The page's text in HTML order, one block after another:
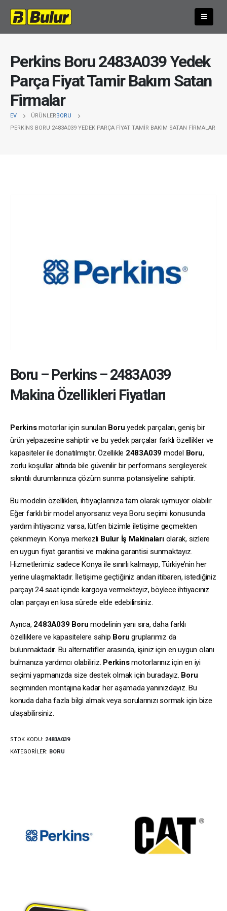
Perkins Boru 2483A039 Yedek
Parça Fiyat Tamir Bakım Satan
Firmalar
EV ÜRÜNLERBORU
PERKINS BORU 2483A039 YEDEK PARÇA FIYAT TAMIR BAKIM SATAN FIRMALAR
Boru – Perkins–2483A039
Makina Özellikleri Fiyatları
Perkinsmotorlar için sunulan Boru yedek parçaları, geniş bir
ürün yelpazesine sahiptir ve bu yedek parçalar farklı özellikler ve
kapasiteler ile donatılmıştır. Özellikle 2483A039 model Boru,
zorlu koşullar altında bile güvenilir bir performans sergileyerek
sıkıntılı durumlarınıza çözüm sunma potansiyeline sahiptir.
Bu modelin özellikleri, ihtiyaçlarınıza tam olarak uymuyor olabilir.
Eğer farklı bir model arıyorsanız veya Boru seçimi konusunda
yardım ihtiyacınız varsa, lütfen bizimle iletişime geçmekten
çekinmeyin. Konya merkezli Bulur İş Makinalarıolarak, sizlere
en uygun fiyat garantisi ve makina garantisi sunmaktayız.
Hizmetlerimiz sadece Konya ile sınırlı kalmayıp, Türkiye’nin her
yerine ulaşmaktadır. İletişime geçtiğiniz andan itibaren, istediğiniz
parçayı 24 saat içinde kargoya vermekteyiz, böylece ihtiyacınız
olan parçayı en kısa sürede elde edebilirsiniz.
Ayrıca, 2483A039 Boru modelinin yanı sıra, daha farklı
özelliklere ve kapasitelere sahip Boru gruplarımız da
bulunmaktadır. Bu alternatifler arasında, işiniz için en uygun olanı
bulmanıza yardımcı olabiliriz. Perkinsmotorlarınız için en iyi
seçimi yapmanızda size destek olmak için buradayız. Boru
seçiminden montajına kadar her aşamada yanınızdayız. Bu
konuda daha fazla bilgi almak veya sorularınızı sormak için bize
ulaşabilirsiniz.
STOK KODU: 2483A039
KATEGORILER: BORU